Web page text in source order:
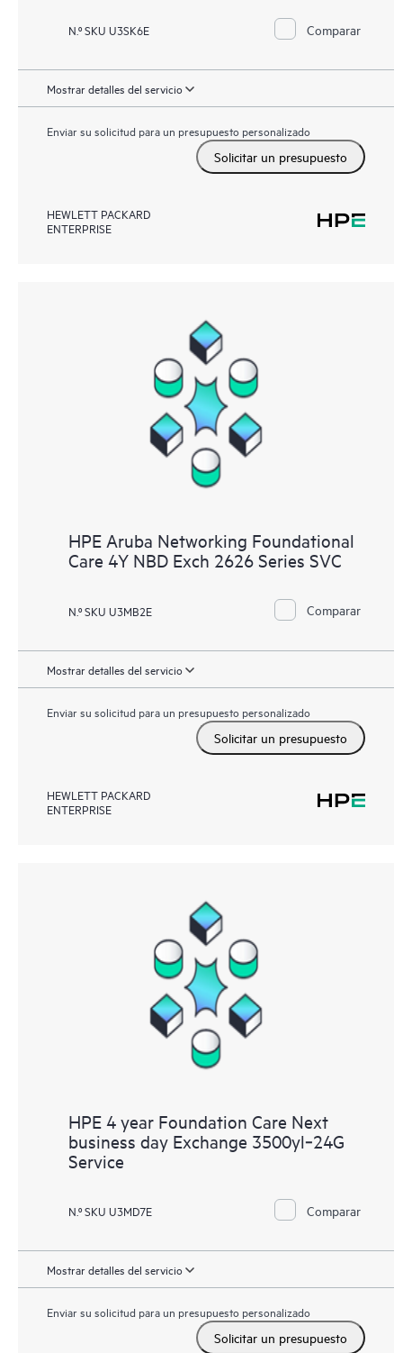
N.º SKU U3SK6E Comparar
Mostrar detalles del servicio
Enviar su solicitud para un presupuesto personalizado
Solicitar un presupuesto
HEWLETT PACKARD
ENTERPRISE
HPE Aruba Networking Foundational
Care 4Y NBD Exch 2626 Series SVC
N.º SKU U3MB2E Comparar
Mostrar detalles del servicio
Enviar su solicitud para un presupuesto personalizado
Solicitar un presupuesto
HEWLETT PACKARD
ENTERPRISE
HPE 4 year Foundation Care Next
business day Exchange 3500yl‑24G
Service
N.º SKU U3MD7E Comparar
Mostrar detalles del servicio
Enviar su solicitud para un presupuesto personalizado
Solicitar un presupuesto